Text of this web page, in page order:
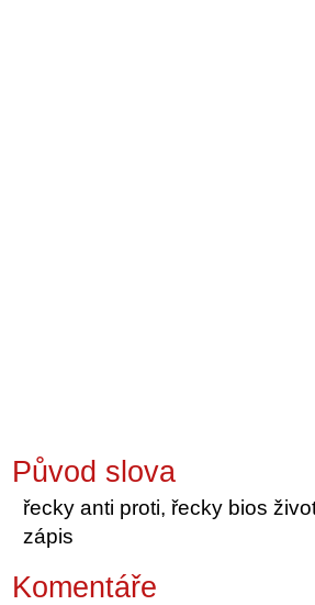
Původ slova
řecky anti proti, řecky bios
zápis
Komentáře